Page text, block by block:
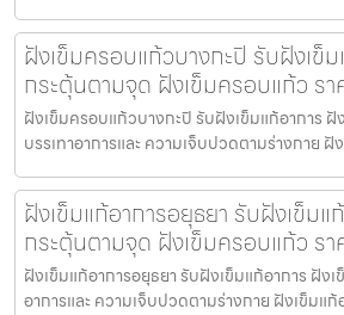
ฝังเข็มครอบแก้วบางกะปิ รับฝังเข็
กระตุ้นตามจุด ฝังเข็มครอบแก้ว รา
ฝังเข็มครอบแก้วบางกะปิ รับฝังเข็มแก้อาการ
บรรเทาอาการและ ความเจ็บปวดตามร่างกาย
ฝังเข็มแก้อาการอยุธยา รับฝังเข็มแ
กระตุ้นตามจุด ฝังเข็มครอบแก้ว รา
ฝังเข็มแก้อาการอยุธยา รับฝังเข็มแก้อาการ ฝัง
อาการและ ความเจ็บปวดตามร่างกาย ฝังเข็มแก้